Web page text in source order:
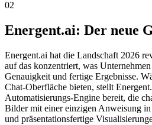
02
Energent.ai: Der neue
Energent.ai hat die Landschaft 2026
auf das konzentriert, was
Genauigkeit und fertige Ergebnisse.
Chat-Oberfläche bieten, stellt
Automatisierungs-Engine bereit, die
Bilder mit einer einzigen Anweisung
und präsentationsfertige